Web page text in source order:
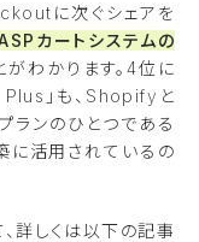
に次ぐシェアを
カートシステムの
がわかります。4位に
」も、Shopifyと
ンのひとつである
に活用されているの
詳しくは以下の記事